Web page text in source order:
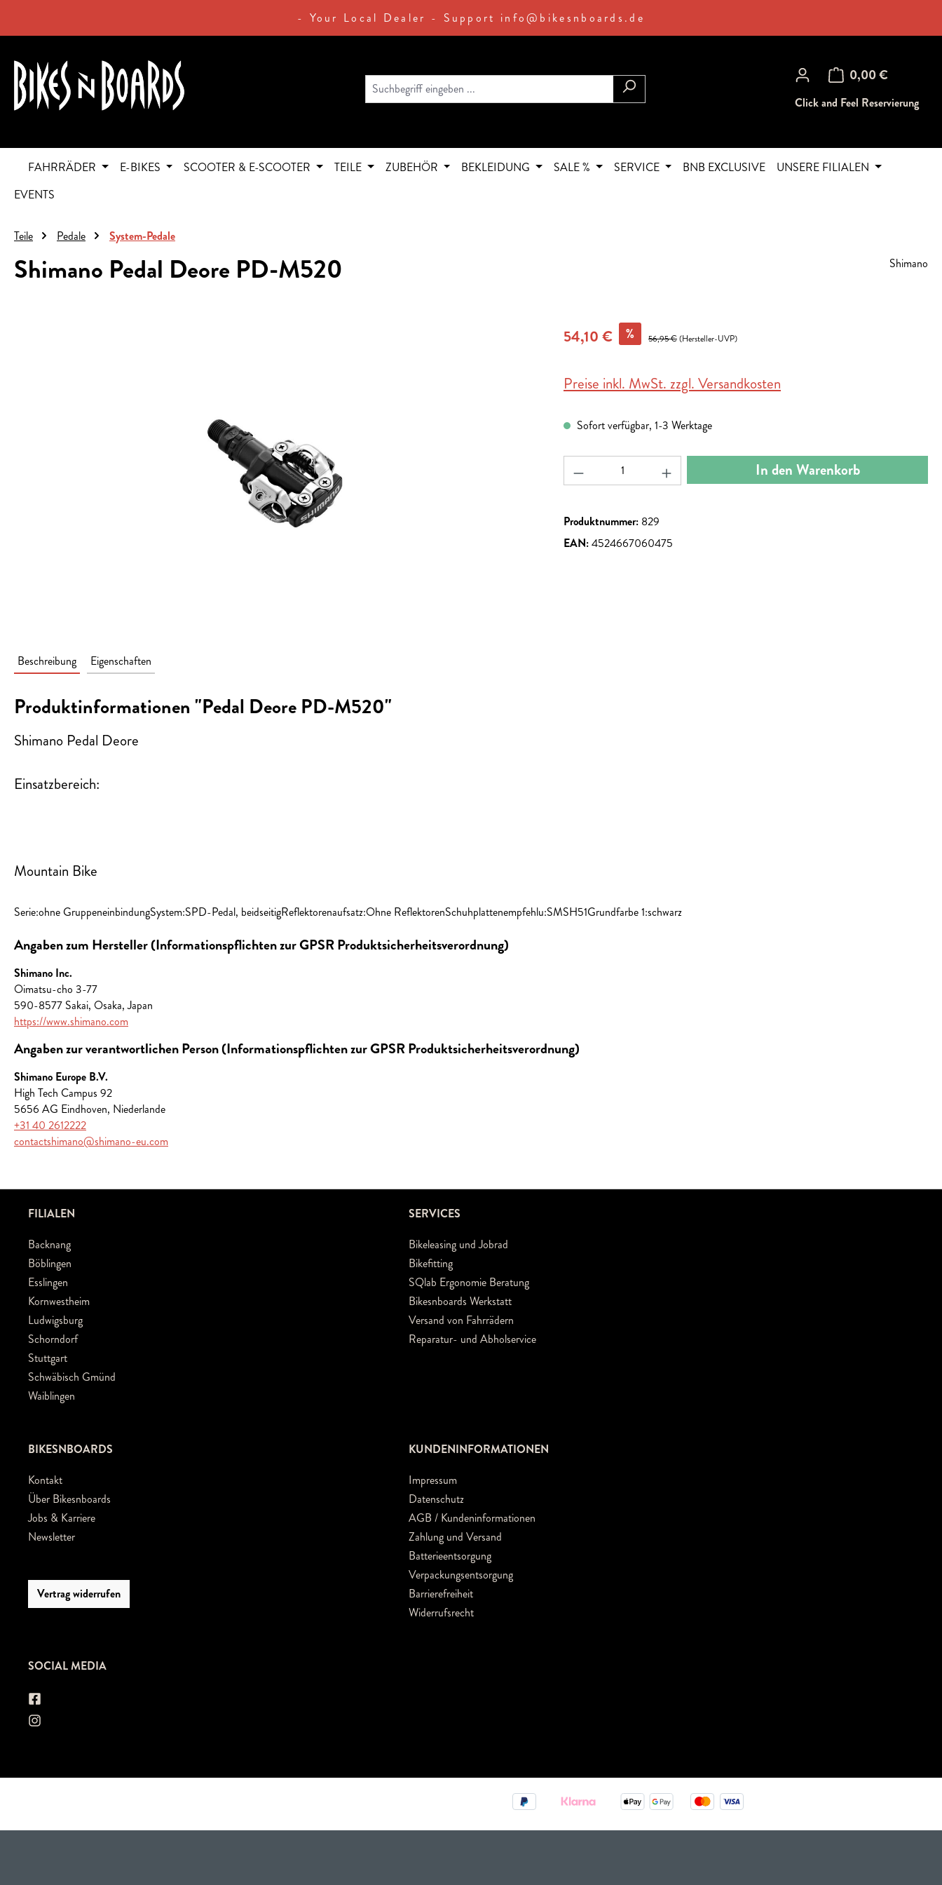
- Your Local Dealer - Support info@bikesnboards.de
0,00 €
Warenkorb enthält 0
Click and Feel Reservierung
FAHRRÄDER E-BIKES SCOOTER & E-SCOOTER TEILE ZUBEHÖR BEKLEIDUNG SALE % SERVICE BNB EXCLUSIVE
UNSERE FILIALEN
EVENTS
Teile Pedale System-Pedale
Shimano Pedal Deore PD-M520 Shimano
54,10 € % 56,95 €(Hersteller-UVP)
Preise inkl. MwSt. zzgl. Versandkosten
Sofort verfügbar, 1-3 Werktage
Produkt Anzahl: Gib den gewünschten Wert ein oder
In den Warenkorb
Produktnummer: 829
EAN:4524667060475
Beschreibung Eigenschaften
Produktinformationen "Pedal Deore PD-M520"
Shimano Pedal Deore
Einsatzbereich:
Mountain Bike
Serie:ohne GruppeneinbindungSystem:SPD-Pedal, beidseitigReflektorenaufsatz:Ohne ReflektorenSchuhplattenempfehlu:SMSH51Grundfarbe 1:schwarz
Angaben zum Hersteller (Informationspflichten zur GPSR Produktsicherheitsverordnung)
Shimano Inc.
Oimatsu-cho 3-77
590-8577 Sakai, Osaka, Japan
https://www.shimano.com
Angaben zur verantwortlichen Person (Informationspflichten zur GPSR Produktsicherheitsverordnung)
Shimano Europe B.V.
High Tech Campus 92
5656 AG Eindhoven, Niederlande
+31 40 2612222
contactshimano@shimano-eu.com
FILIALEN
Backnang
Böblingen
Esslingen
Kornwestheim
Ludwigsburg
Schorndorf
Stuttgart
Schwäbisch Gmünd
Waiblingen
SERVICES
Bikeleasing und Jobrad
Bikefitting
SQlab Ergonomie Beratung
Bikesnboards Werkstatt
Versand von Fahrrädern
Reparatur- und Abholservice
BIKESNBOARDS
Kontakt
Über Bikesnboards
Jobs & Karriere
Newsletter
Vertrag widerrufen
KUNDENINFORMATIONEN
Impressum
Datenschutz
AGB / Kundeninformationen
Zahlung und Versand
Batterieentsorgung
Verpackungsentsorgung
Barrierefreiheit
Widerrufsrecht
SOCIAL MEDIA